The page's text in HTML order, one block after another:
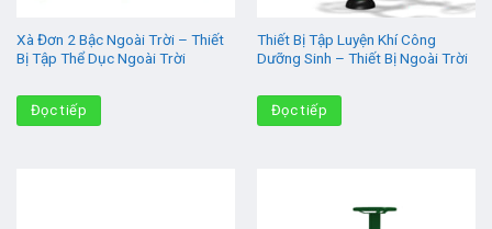
Xà Đơn 2 Bậc Ngoài Trời – Thiết
Bị Tập Thể Dục Ngoài Trời
Đọc tiếp
Thiết Bị Tập Luyện Khí Công
Dưỡng Sinh – Thiết Bị Ngoài Trời
Đọc tiếp